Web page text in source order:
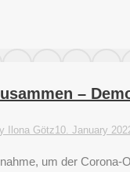
–
Ilona Götz10. January
um der